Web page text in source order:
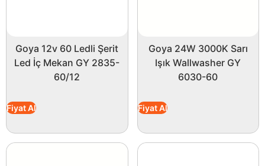
Goya 12v 60 Ledli Şerit
Led İç Mekan GY 2835-
60/12
Fiyat Al
Goya 24W 3000K Sarı
Işık Wallwasher GY
6030-60
Fiyat Al